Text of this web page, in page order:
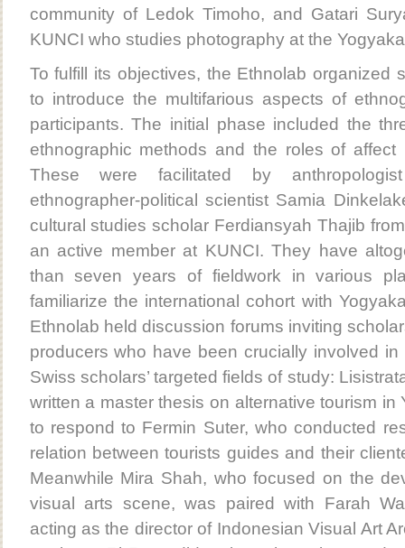
community of Ledok Timoho, and Gatari
KUNCI who studies photography at the
To fulfill its objectives, the Ethnolab organized
to introduce the multifarious aspects of
participants. The initial phase included the
ethnographic methods and the roles of affect
These were facilitated by
ethnographer-political scientist Samia
cultural studies scholar Ferdiansyah Thajib
an active member at KUNCI. They have
than seven years of fieldwork in various
familiarize the international cohort with
Ethnolab held discussion forums inviting
producers who have been crucially involved
Swiss scholars’ targeted fields of study:
written a master thesis on alternative tourism in
to respond to Fermin Suter, who conducted
relation between tourists guides and their
Meanwhile Mira Shah, who focused on the
visual arts scene, was paired with Farah
acting as the director of Indonesian Visual Art